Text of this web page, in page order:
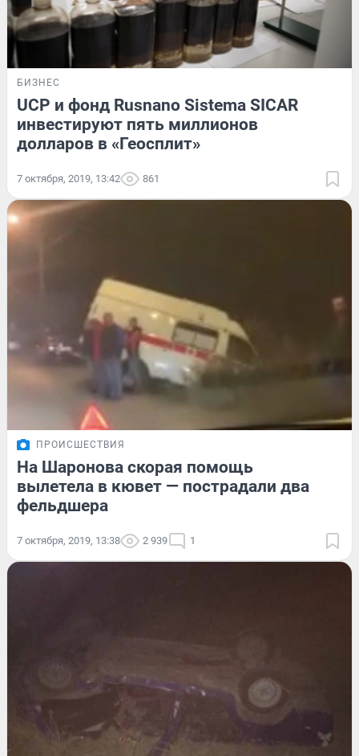
БИЗНЕС
UCP и фонд Rusnano Sistema SICAR
инвестируют пять миллионов
долларов в «Геосплит»
7 октября, 2019, 13:42 861
ПРОИСШЕСТВИЯ
На Шаронова скорая помощь
вылетела в кювет — пострадали два
фельдшера
7 октября, 2019, 13:38 2 939 1